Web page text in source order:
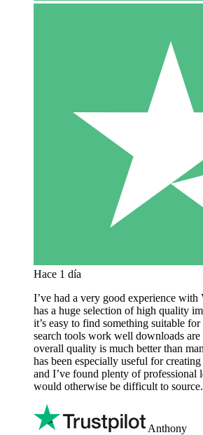
Hace 1 día
I’ve had a very good experience with
has a huge selection of high quality
it’s easy to find something suitable
search tools work well downloads
overall quality is much better than
has been especially useful for
and I’ve found plenty of professional
would otherwise be difficult to source.
Anthony